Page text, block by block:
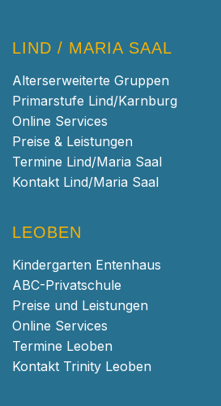
LIND / MARIA SAAL
Alterserweiterte Gruppen
Primarstufe Lind/Karnburg
Online Services
Preise & Leistungen
Termine Lind/Maria Saal
Kontakt Lind/Maria Saal
LEOBEN
Kindergarten Entenhaus
ABC-Privatschule
Preise und Leistungen
Online Services
Termine Leoben
Kontakt Trinity Leoben